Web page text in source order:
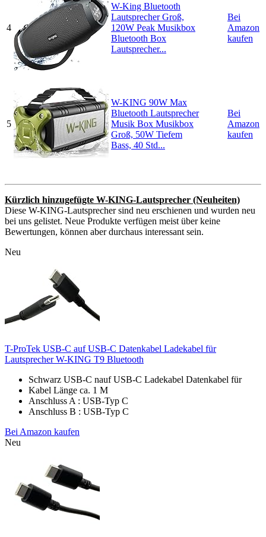
4
W-King Bluetooth
Lautsprecher Groß,
120W Peak Musikbox
Bluetooth Box
Lautsprecher...
Bei
Amazon
kaufen
5
W-KING 90W Max
Bluetooth Lautsprecher
Musik Box Musikbox
Groß, 50W Tiefem
Bass, 40 Std...
Bei
Amazon
kaufen
Kürzlich hinzugefügte W-KING-Lautsprecher (Neuheiten)
Diese W-KING-Lautsprecher sind neu erschienen und wurden neu
bei uns gelistet. Neue Produkte verfügen meist über keine
Bewertungen, können aber durchaus interessant sein.
Neu
T-ProTek USB-C auf USB-C Datenkabel Ladekabel für
Lautsprecher W-KING T9 Bluetooth
Schwarz USB-C nauf USB-C Ladekabel Datenkabel für
Kabel Länge ca. 1 M
Anschluss A : USB-Typ C
Anschluss B : USB-Typ C
Bei Amazon kaufen
Neu